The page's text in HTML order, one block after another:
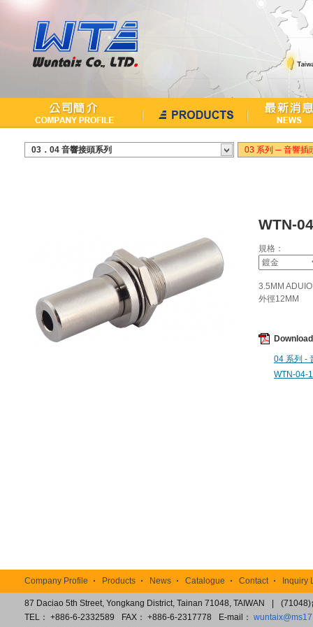
03．04 音響接頭系列 03 系列 ─ 音響插
WTN-
規格：
3.5MM
外徑12MM
04 系列 -
WTN-04-
Company Profile Products News Catalogue Contact Inquiry
87 Daciao 5th Street, Yongkang District, Tainan 71048, TAIWAN
(71048)
TEL： +886-6-2332589
FAX： +886-6-2317778 E-mail：
TOP